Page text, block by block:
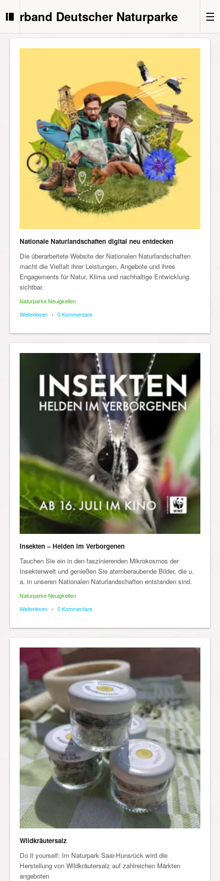
Verband Deutscher Naturparke
Nationale Naturlandschaften digital neu entdecken
Die überarbeitete Website der Nationalen Naturlandschaften
macht die Vielfalt ihrer Leistungen, Angebote und ihres
Engagements für Natur, Klima und nachhaltige Entwicklung
sichtbar.
Naturparke Neuigkeiten
Weiterlesen • 0 Kommentare
Insekten – Helden im Verborgenen
Tauchen Sie ein in den faszinierenden Mikrokosmos der
Insektenwelt und genießen Sie atemberaubende Bilder, die u.
a. in unseren Nationalen Naturlandschaften entstanden sind.
Naturparke Neuigkeiten
Weiterlesen • 0 Kommentare
Wildkräutersalz
Do it yourself: Im Naturpark Saar-Hunsrück wird die
Herstellung von Wildkräutersalz auf zahlreichen Märkten
angeboten